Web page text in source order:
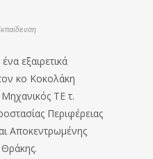
εξαιρετικά
κο Κοκολάκη
ΤΕ τ.
Περιφέρειας
Αποκεντρωμένης